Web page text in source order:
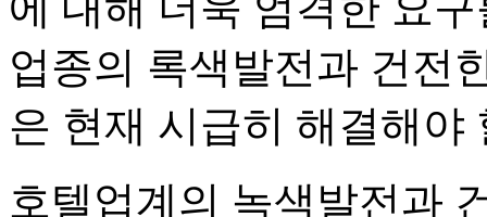
업종의 록색발전과 건전
은 현재 시급히 해결해야
호텔업계의 녹색발전과